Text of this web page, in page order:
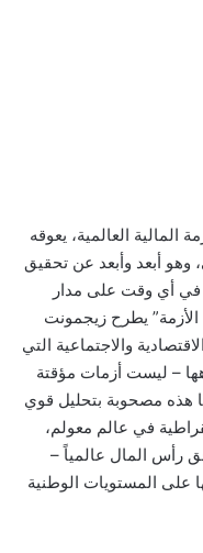
المالية العالمية، يعوقه
وهو أبعد وأبعد عن تحقيق
في أي وقت على مدار
الأزمة” يطرح زيجمونت
والاجتماعية التي
– ليست أزمات مؤقتة
هذه مصحوبة بتحليل قوي
في عالم معولم،
رأس المال عالمياً –
على المستويات الوطنية